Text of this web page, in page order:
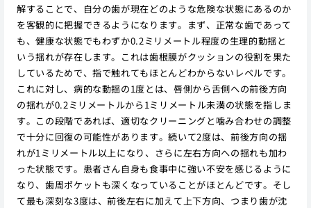
解することで、自分の歯が現在どのような危険な状態にあるのか
を客観的に把握できるようになります。まず、正常な歯であって
も、健康な状態でもわずか0.2ミリメートル程度の生理的動揺と
いう揺れが存在します。これは歯根膜がクッションの役割を果た
しているためで、指で触れてもほとんどわからないレベルです。
これに対し、病的な動揺の1度とは、唇側から舌側への前後方向
の揺れが0.2ミリメートルから1ミリメートル未満の状態を指しま
す。この段階であれば、適切なクリーニングと噛み合わせの調整
で十分に回復の可能性があります。続いて2度は、前後方向の揺
れが1ミリメートル以上になり、さらに左右方向への揺れも加わ
った状態です。患者さん自身も食事中に強い不安を感じるように
なり、歯周ポケットも深くなっていることがほとんどです。そし
て最も深刻な3度は、前後左右に加えて上下方向、つまり歯が沈